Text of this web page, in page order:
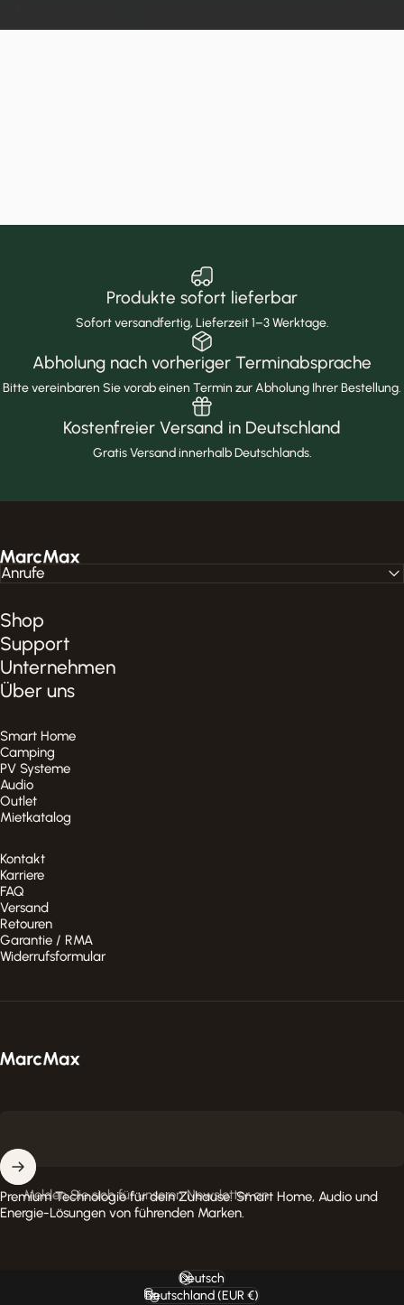
Produkte sofort lieferbar
Sofort versandfertig, Lieferzeit 1–3 Werktage.
Abholung nach vorheriger Terminabsprache
Bitte vereinbaren Sie vorab einen Termin zur Abholung Ihrer Bestellung.
Kostenfreier Versand in Deutschland
Gratis Versand innerhalb Deutschlands.
MarcMax Shop
Shop
Support
Unternehmen
Über uns
Smart Home
Camping
PV Systeme
Audio
Outlet
Mietkatalog
Kontakt
Karriere
FAQ
Versand
Retouren
Garantie / RMA
Widerrufsformular
Anrufe
MarcMax Shop
Melden Sie sich für unseren Newsletter an
Premium Technologie für dein Zuhause. Smart Home, Audio und
Energie-Lösungen von führenden Marken.
Sprache
Deutsch
Land/Region
Deutschland (EUR €)